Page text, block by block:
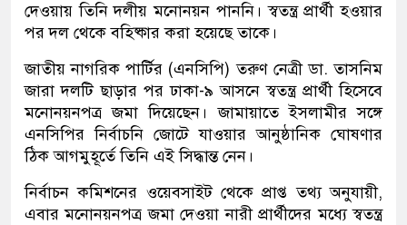
দেওয়ায় তিনি দলীয় মনোনয়ন পাননি। স্বতন্ত্র প্রার্থী হওয়ার
পর দল থেকে বহিষ্কার করা হয়েছে তাকে।
জাতীয় নাগরিক পার্টির (এনসিপি) তরুণ নেত্রী ডা. তাসনিম
জারা দলটি ছাড়ার পর ঢাকা-৯ আসনে স্বতন্ত্র প্রার্থী হিসেবে
মনোনয়নপত্র জমা দিয়েছেন। জামায়াতে ইসলামীর সঙ্গে
এনসিপির নির্বাচনি জোটে যাওয়ার আনুষ্ঠানিক ঘোষণার
ঠিক আগমুহূর্তে তিনি এই সিদ্ধান্ত নেন।
নির্বাচন কমিশনের ওয়েবসাইট থেকে প্রাপ্ত তথ্য অনুযায়ী,
এবার মনোনয়নপত্র জমা দেওয়া নারী প্রার্থীদের মধ্যে স্বতন্ত্র